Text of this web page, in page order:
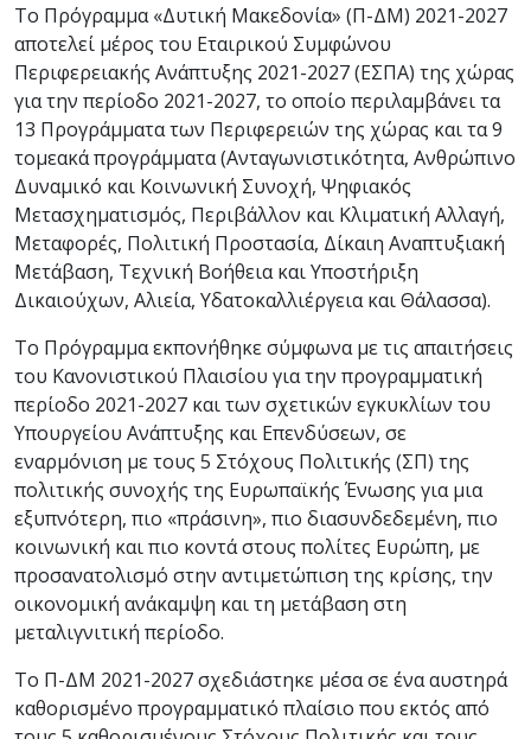
Το Πρόγραμμα «Δυτική Μακεδονία» (Π-ΔΜ) 2021-2027
αποτελεί μέρος του Εταιρικού Συμφώνου
Περιφερειακής Ανάπτυξης 2021-2027 (ΕΣΠΑ) της χώρας
για την περίοδο 2021-2027, το οποίο περιλαμβάνει τα
13 Προγράμματα των Περιφερειών της χώρας και τα 9
τομεακά προγράμματα (Ανταγωνιστικότητα, Ανθρώπινο
Δυναμικό και Κοινωνική Συνοχή, Ψηφιακός
Μετασχηματισμός, Περιβάλλον και Κλιματική Αλλαγή,
Μεταφορές, Πολιτική Προστασία, Δίκαιη Αναπτυξιακή
Μετάβαση, Τεχνική Βοήθεια και Υποστήριξη
Δικαιούχων, Αλιεία, Υδατοκαλλιέργεια και Θάλασσα).
Το Πρόγραμμα εκπονήθηκε σύμφωνα με τις απαιτήσεις
του Κανονιστικού Πλαισίου για την προγραμματική
περίοδο 2021-2027 και των σχετικών εγκυκλίων του
Υπουργείου Ανάπτυξης και Επενδύσεων, σε
εναρμόνιση με τους 5 Στόχους Πολιτικής (ΣΠ) της
πολιτικής συνοχής της Ευρωπαϊκής Ένωσης για μια
εξυπνότερη, πιο «πράσινη», πιο διασυνδεδεμένη, πιο
κοινωνική και πιο κοντά στους πολίτες Ευρώπη, με
προσανατολισμό στην αντιμετώπιση της κρίσης, την
οικονομική ανάκαμψη και τη μετάβαση στη
μεταλιγνιτική περίοδο.
Το Π-ΔΜ 2021-2027 σχεδιάστηκε μέσα σε ένα αυστηρά
καθορισμένο προγραμματικό πλαίσιο που εκτός από